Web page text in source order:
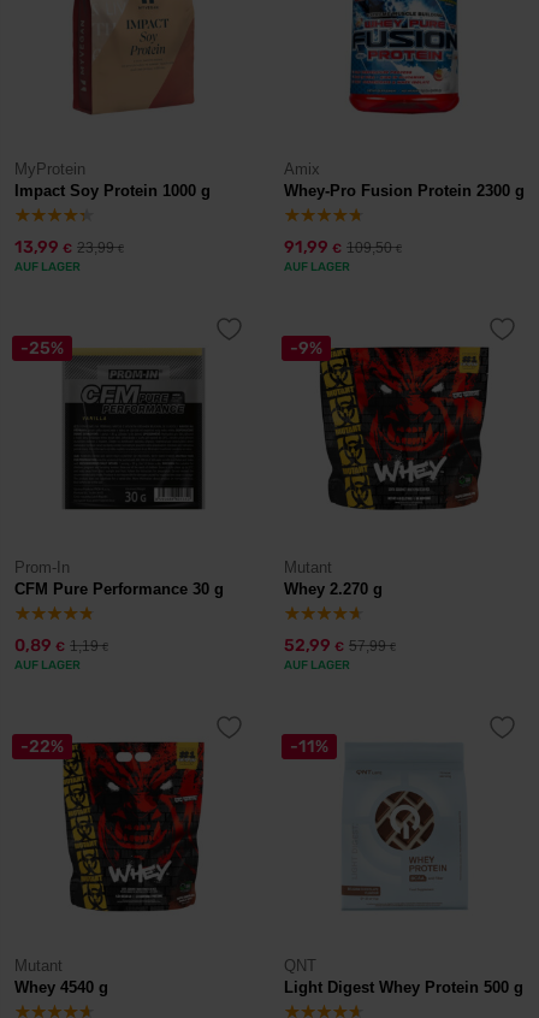
MyProtein
Impact Soy Protein 1000 g
13,99 € 23,99€
AUF LAGER
Amix
Whey-Pro Fusion Protein 2300 g
91,99 € 109,50€
AUF LAGER
-25%
Prom-In
CFM Pure Performance 30 g
0,89 € 1,19€
AUF LAGER
-9%
Mutant
Whey 2.270 g
52,99 € 57,99€
AUF LAGER
-22%
Mutant
Whey 4540 g
-11%
QNT
Light Digest Whey Protein 500 g